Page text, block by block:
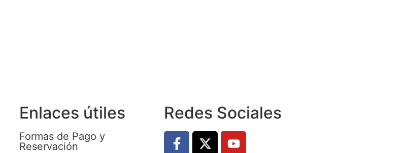
Enlaces útiles
Formas de Pago y
Reservación
Redes Sociales